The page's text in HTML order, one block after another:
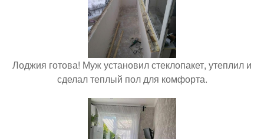
Лоджия готова! Муж установил стеклопакет, утеплил и
сделал теплый пол для комфорта.